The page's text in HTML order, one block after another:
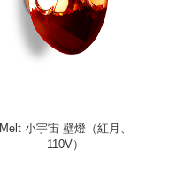
Melt 小宇宙 壁燈（紅月、
110V）